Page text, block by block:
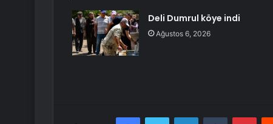
Deli Dumrul köye indi
Ağustos 6, 2026
FacebookTwitter LinkedInTumblr